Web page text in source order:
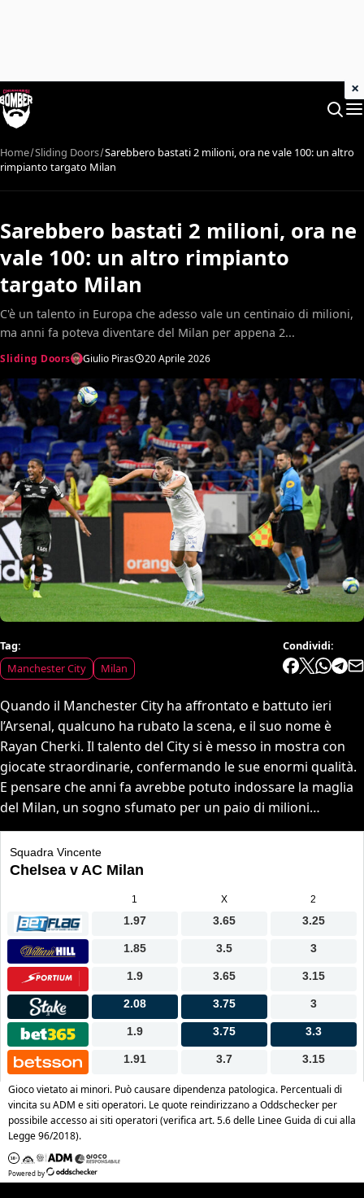
Home Sliding Doors Sarebbero bastati 2 milioni, ora ne vale 100: un altro
rimpianto targato Milan
Sarebbero bastati 2 milioni, ora ne
vale 100: un altro rimpianto
targato Milan
C'è un talento in Europa che adesso vale un centinaio di milioni,
ma anni fa poteva diventare del Milan per appena 2...
Sliding Doors Giulio Piras 20 Aprile 2026
Tag:
Manchester City
Milan
Condividi:
Quando il Manchester City ha affrontato e battuto ieri
l’Arsenal, qualcuno ha rubato la scena, e il suo nome è
Rayan Cherki. Il talento del City si è messo in mostra con
giocate straordinarie, confermando le sue enormi qualità.
E pensare che anni fa avrebbe potuto indossare la maglia
del Milan, un sogno sfumato per un paio di milioni…
×